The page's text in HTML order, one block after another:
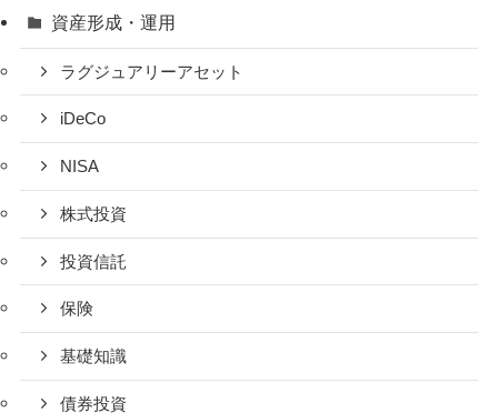
資産形成・運用
ラグジュアリーアセット
iDeCo
NISA
株式投資
投資信託
保険
基礎知識
債券投資